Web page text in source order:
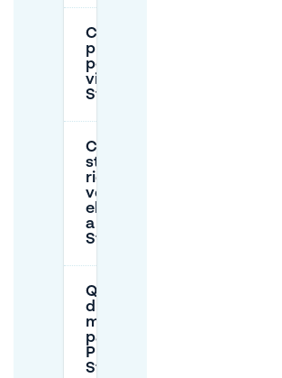
Come posso
prenotare un
posto auto
vicino a
Stationsplein?
Ci sono
stazioni di
ricarica per
veicoli
elettrici vicino
a
Stationsplein?
Qual è la
durata
massima di
parcheggio al
P+R
Stationsplein?